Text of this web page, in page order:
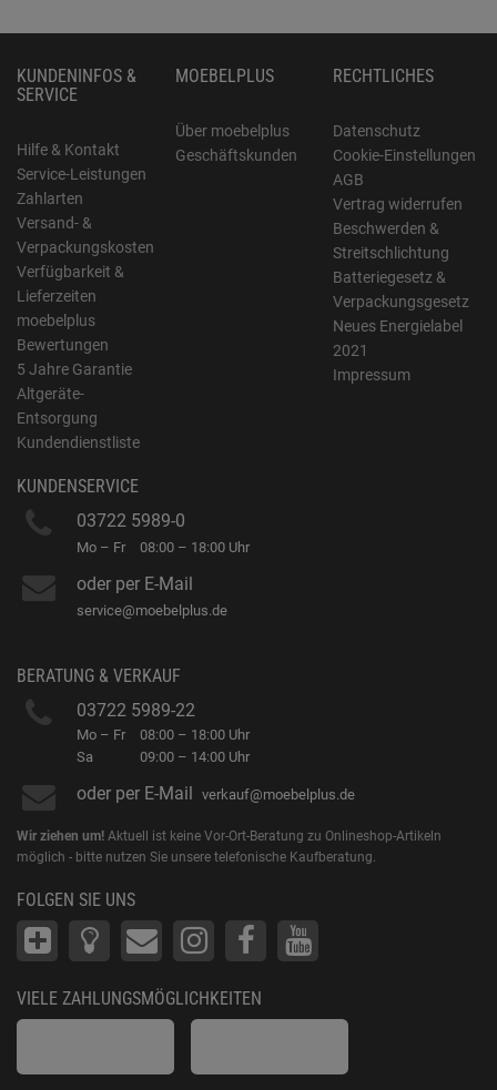
KUNDENINFOS &
SERVICE
Hilfe & Kontakt
Service-Leistungen
Zahlarten
Versand- &
Verpackungskosten
Verfügbarkeit &
Lieferzeiten
moebelplus
Bewertungen
5 Jahre Garantie
Altgeräte-
Entsorgung
Kundendienstliste
MOEBELPLUS
Über moebelplus
Geschäftskunden
RECHTLICHES
Datenschutz
Cookie-Einstellungen
AGB
Vertrag widerrufen
Beschwerden &
Streitschlichtung
Batteriegesetz &
Verpackungsgesetz
Neues Energielabel
2021
Impressum
KUNDENSERVICE
03722 5989-0
Mo – Fr 08:00 – 18:00 Uhr
oder per E-Mail
service@moebelplus.de
BERATUNG & VERKAUF
03722 5989-22
Mo – Fr
Sa
08:00 – 18:00 Uhr
09:00 – 14:00 Uhr
oder per E-Mail verkauf@moebelplus.de
Wir ziehen um! Aktuell ist keine Vor-Ort-Beratung zu Onlineshop-Artikeln
möglich - bitte nutzen Sie unsere telefonische Kaufberatung.
FOLGEN SIE UNS
VIELE ZAHLUNGSMÖGLICHKEITEN